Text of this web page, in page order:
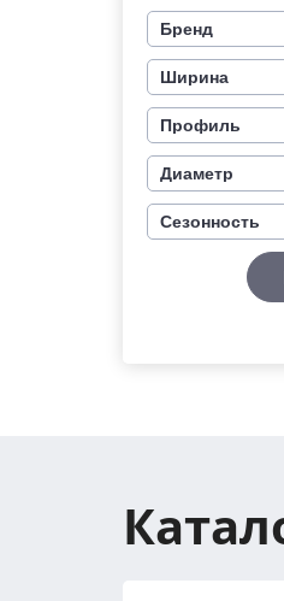
Бренд
Ширина
Профиль
Диаметр
Сезонность